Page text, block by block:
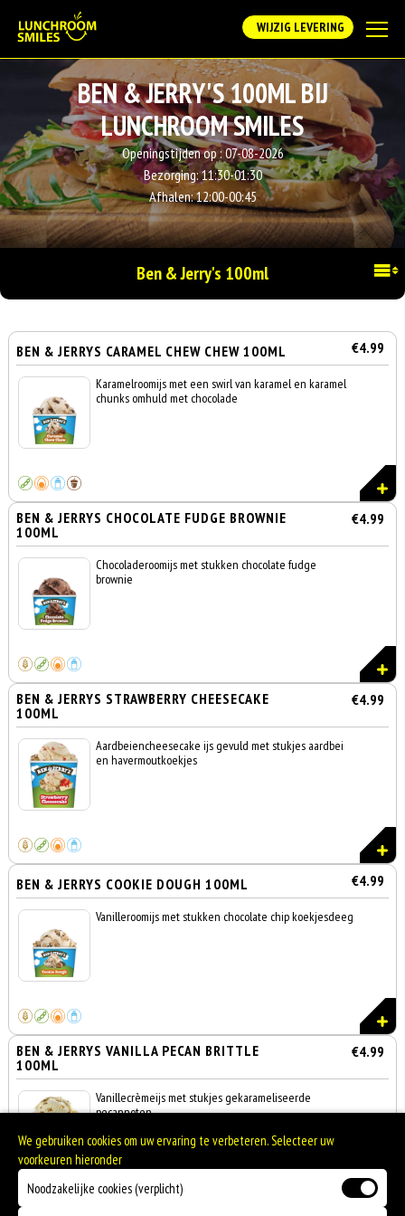
WIJZIG LEVERING
BEN & JERRY'S 100ML BIJ
LUNCHROOM SMILES
Openingstijden op :07-08-2026
Bezorging:11:30-01:30
Afhalen:12:00-00:45
Ben & Jerry's 100ml
BEN & JERRYS CARAMEL CHEW CHEW 100ML €4.99
Karamelroomijs met een swirl van karamel en karamel
chunks omhuld met chocolade
BEN & JERRYS CHOCOLATE FUDGE BROWNIE
100ML
€4.99
Chocoladeroomijs met stukken chocolate fudge
brownie
BEN & JERRYS STRAWBERRY CHEESECAKE
100ML
€4.99
Aardbeiencheesecake ijs gevuld met stukjes aardbei
en havermoutkoekjes
BEN & JERRYS COOKIE DOUGH 100ML €4.99
Vanilleroomijs met stukken chocolate chip koekjesdeeg
BEN & JERRYS VANILLA PECAN BRITTLE
100ML
€4.99
Vanillecrèmeijs met stukjes gekarameliseerde
pecannoten
We gebruiken cookies om uw ervaring te verbeteren. Selecteer uw
voorkeuren hieronder
Noodzakelijke cookies (verplicht)